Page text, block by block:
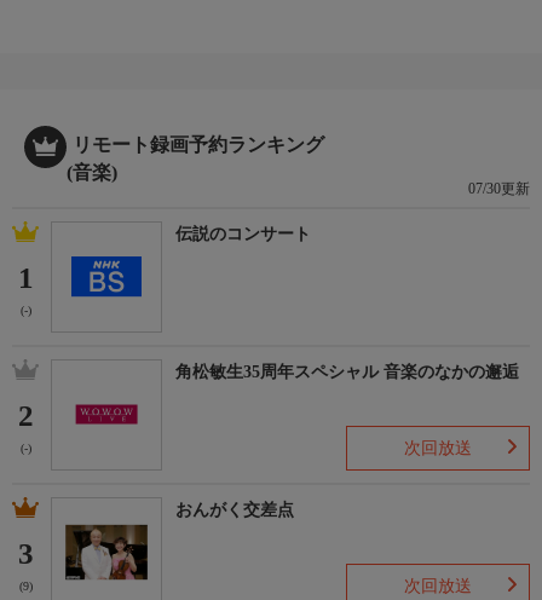
リモート録画予約ランキング
(音楽)
07/30更新
1
(-)
伝説のコンサート
2
(-)
角松敏生35周年スペシャル 音楽のなかの邂逅
次回放送
3
(9)
おんがく交差点
次回放送